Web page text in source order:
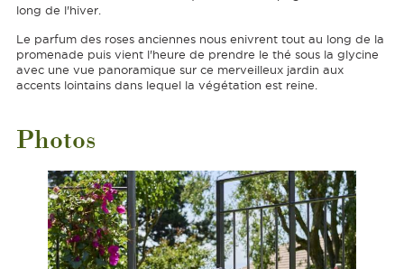
long de l'hiver.
Le parfum des roses anciennes nous enivrent tout au long de la
promenade puis vient l'heure de prendre le thé sous la glycine
avec une vue panoramique sur ce merveilleux jardin aux
accents lointains dans lequel la végétation est reine.
Photos